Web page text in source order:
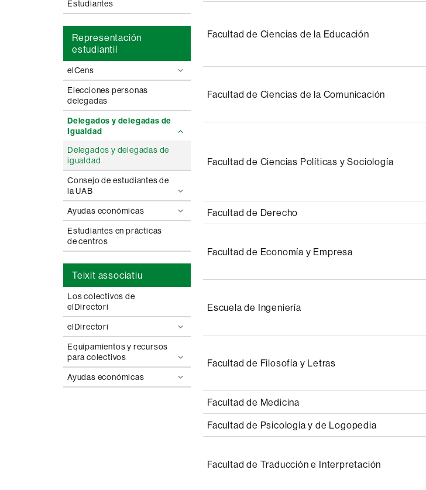
Estudiantes
Representación
estudiantil
elCens
Elecciones personas
delegadas
Delegados y delegadas de
Igualdad
Delegados y delegadas de
igualdad
Consejo de estudiantes de
la UAB
Ayudas económicas
Estudiantes en prácticas
de centros
Teixit associatiu
Los colectivos de
elDirectori
elDirectori
Equipamientos y recursos
para colectivos
Ayudas económicas
Facultad de Ciencias de la Educación
Facultad de Ciencias de la Comunicación
Facultad de Ciencias Políticas y Sociología
Facultad de Derecho
Facultad de Economía y Empresa
Escuela de Ingeniería
Facultad de Filosofía y Letras
Facultad de Medicina
Facultad de Psicología y de Logopedia
Facultad de Traducción e Interpretación